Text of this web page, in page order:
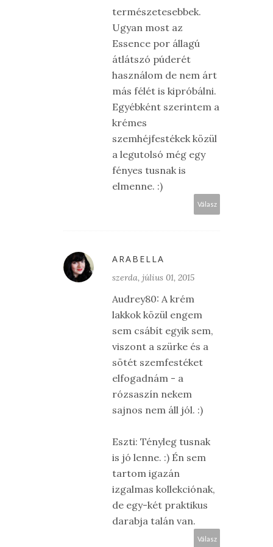
természetesebbek.
Ugyan most az
Essence por állagú
átlátszó púderét
használom de nem árt
más félét is kipróbálni.
Egyébként szerintem a
krémes
szemhéjfestékek közül
a legutolsó még egy
fényes tusnak is
elmenne. :)
Válasz
ARABELLA
szerda, július 01, 2015
Audrey80: A krém
lakkok közül engem
sem csábít egyik sem,
viszont a szürke és a
sötét szemfestéket
elfogadnám - a
rózsaszín nekem
sajnos nem áll jól. :)
Eszti: Tényleg tusnak
is jó lenne. :) Én sem
tartom igazán
izgalmas kollekciónak,
de egy-két praktikus
darabja talán van.
Válasz